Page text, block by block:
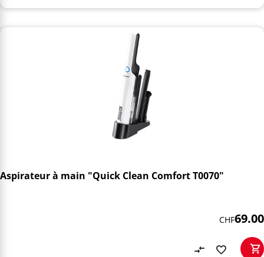
Aspirateur à main "Quick Clean Comfort T0070"
CHF69.00